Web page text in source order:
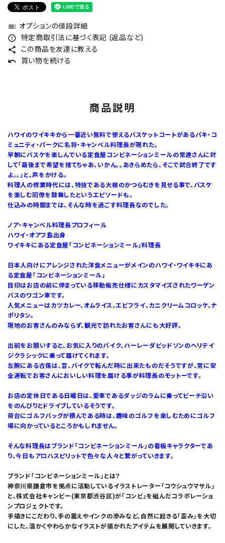
toc オプションの値段詳細
error_outline 特定商取引法に基づく表記 (返品など)
share この商品を友達に教える
undo 買い物を続ける
商品説明
ハワイのワイキキから一番近い無料で使えるバスケットコートがあるパキ・コ
ミュニティ・パークに名将・キャンベル料理長が現れた。
早朝にバスケを楽しんでいる定食屋コンビネーションミールの常連さんに対
して「最後まで希望を捨てちゃあ、いかん。。あきらめたら、そこで試合終了です
よ。。」と、声をかける。
料理人の修業時代には、特技である大根のかつらむきを見せる事で、バスケ
を楽しむ同僚を鼓舞したというエピソードも。
仕込みの時間までは、そんな時を過ごす料理長なのでした。
ノア・キャンベル料理長プロフィール
ハワイ・オアフ島出身
ワイキキにある定食屋「コンビネーションミール」料理長
日本人向けにアレンジされた洋食メニューがメインのハワイ・ワイキキにあ
る定食屋「コンビネーションミール」
目印はお店の前に停まっている移動販売仕様にカスタマイズされたワーゲン
バスのワゴン車です。
人気メニューはカツカレー、オムライス、エビフライ、カニクリームコロッケ、ナ
ポリタン。
現地のお客さんのみならず、観光で訪れたお客さんにも大好評。
出前をお願いすると、お気に入りのバイク、ハーレーダビッドソンのヘリテイ
ジクラシックに乗って届けてくれます。
左腕にある古傷は、昔、バイクで転んだ時に出来たものだそうですが、常に安
全運転でお客さんにおいしい料理を届ける事が料理長のモットーです。
お店の定休日である日曜日は、愛車であるダッジのラムに乗ってビーチ沿い
をのんびりとドライブしているそうです。
荷台にゴルフバッグが積んである時は、趣味のゴルフを楽しむためにゴルフ
場に向かっているところかもしれません。
そんな料理長はブランド「コンビネーションミール」の看板キャラクターであ
り、今日もアロハスピリットで色々な人々と繋がっていきます。
ブランド「コンビネーションミール」とは？
神奈川県鎌倉市を拠点に活動しているイラストレーター「コウシュウマサル」
と、株式会社キャンビー(東京都渋谷区)が「コンビ」を組んだコラボレーショ
ンプロジェクトです。
手描きにこだわり、手の震えやインクの滲みなど、自然に起きる「歪み」を大切
にした、温かくやわらかなイラストが描かれたアイテムを展開していきます。